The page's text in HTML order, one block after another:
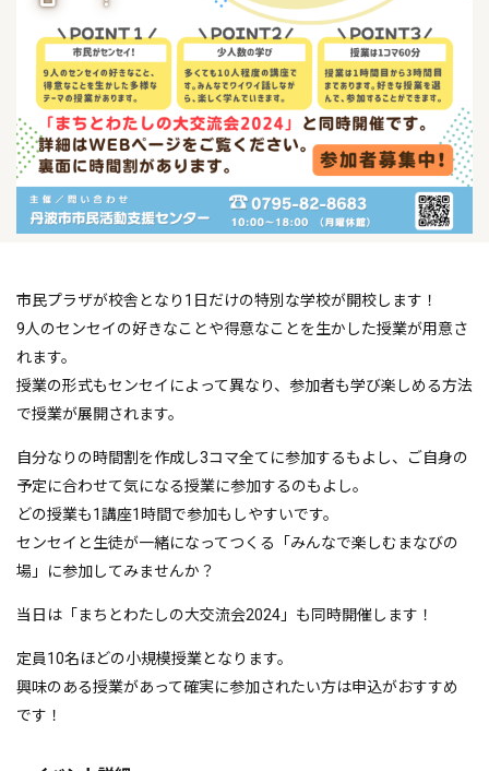
市民プラザが校舎となり1日だけの特別な学校が開校します！
9人のセンセイの好きなことや得意なことを生かした授業が用意さ
れます。
授業の形式もセンセイによって異なり、参加者も学び楽しめる方法
で授業が展開されます。
自分なりの時間割を作成し3コマ全てに参加するもよし、ご自身の
予定に合わせて気になる授業に参加するのもよし。
どの授業も1講座1時間で参加もしやすいです。
センセイと生徒が一緒になってつくる「みんなで楽しむまなびの
場」に参加してみませんか？
当日は「まちとわたしの大交流会2024」も同時開催します！
定員10名ほどの小規模授業となります。
興味のある授業があって確実に参加されたい方は申込がおすすめ
です！